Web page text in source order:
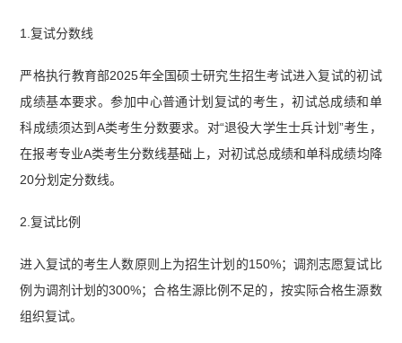
1.复试分数线
严格执行教育部2025年全国硕士研究生招生考试进入复试的初试
成绩基本要求。参加中心普通计划复试的考生，初试总成绩和单
科成绩须达到A类考生分数要求。对“退役大学生士兵计划”考生，
在报考专业A类考生分数线基础上，对初试总成绩和单科成绩均降
20分划定分数线。
2.复试比例
进入复试的考生人数原则上为招生计划的150%；调剂志愿复试比
例为调剂计划的300%；合格生源比例不足的，按实际合格生源数
组织复试。